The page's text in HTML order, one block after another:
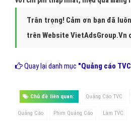
Trân trọng! Cảm ơn bạn đã
trên Website VietAdsGroup.Vn
Quay lại danh mục "Quảng cáo
Chủ đề liên quan: Quảng Cáo TVC
Quảng Cáo Phim Quảng Cáo Làm TVC